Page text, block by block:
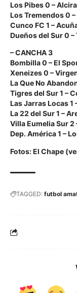
Los Pibes 0 –
Los Tremendos 0
Cunco FC 1 –
Dueños del Sur 0 –
– CANCHA 3
Bombilla 0 – El
Xeneizes 0 –
La Que No
Tigres del Sur 1 –
Las Jarras Locas 1
La 22 del Sur 1 –
Villa Eumelia Sur 2
Dep. América 1 –
Fotos: El Chape
TAGGED: futbol